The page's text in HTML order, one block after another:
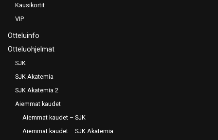
Kausikortit
VIP
Otteluinfo
Otteluohjelmat
SJK
SJK Akatemia
SJK Akatemia 2
Aiemmat kaudet
Aiemmat kaudet – SJK
Aiemmat kaudet – SJK Akatemia